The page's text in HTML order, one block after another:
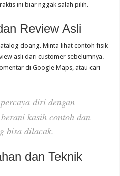
ini biar nggak salah pilih.
Review Asli
doang. Minta lihat contoh fisik
asli dari customer sebelumnya.
di Google Maps, atau cari
diri dengan
kasih contoh dan
bisa dilacak.
dan Teknik